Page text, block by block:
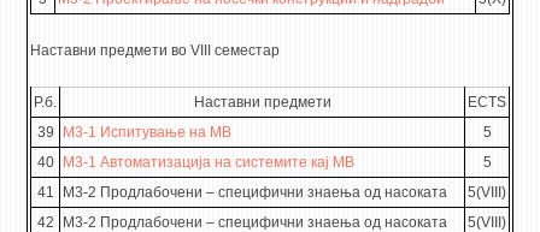
Наставни предмети во VIII семестар
Р.б. Наставни предмети
ECTS
39
М3-1 Испитување на МВ
5
40
М3-1 Автоматизација на системите кај МВ
5
41
М3-2 Продлабочени – специфични знаења од насоката
5(VIII)
42
М3-2 Продлабочени – специфични знаења од насоката
5(VIII)